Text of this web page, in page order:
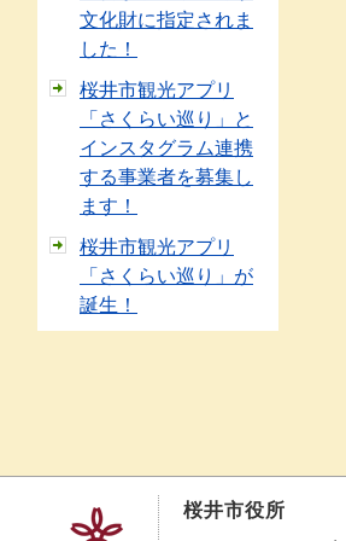
文化財に指定されま
した！
桜井市観光アプリ
「さくらい巡り」と
インスタグラム連携
する事業者を募集し
ます！
桜井市観光アプリ
「さくらい巡り」が
誕生！
桜井市役所